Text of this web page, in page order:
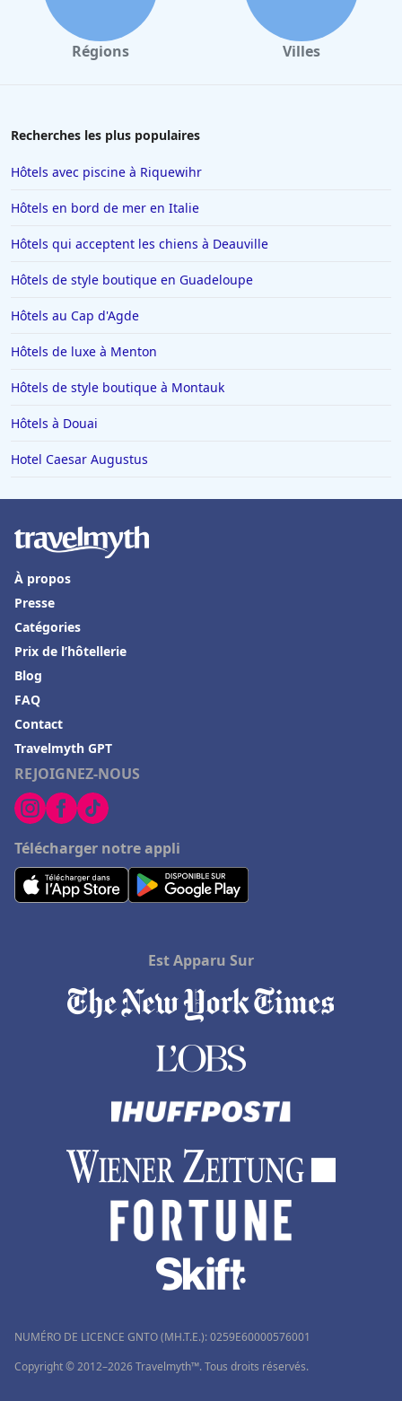
Régions Villes
Recherches les plus populaires
Hôtels avec piscine à Riquewihr
Hôtels en bord de mer en Italie
Hôtels qui acceptent les chiens à Deauville
Hôtels de style boutique en Guadeloupe
Hôtels au Cap d'Agde
Hôtels de luxe à Menton
Hôtels de style boutique à Montauk
Hôtels à Douai
Hotel Caesar Augustus
REJOIGNEZ-NOUS
Télécharger notre appli
À propos
Presse
Catégories
Prix de l’hôtellerie
Blog
FAQ
Contact
Travelmyth GPT
Est Apparu Sur
NUMÉRO DE LICENCE GNTO (MH.T.E.): 0259Ε60000576001
Copyright © 2012–2026 Travelmyth™. Tous droits réservés.